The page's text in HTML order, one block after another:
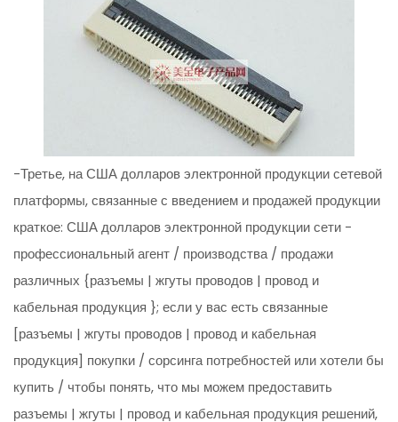
-Третье, на США долларов электронной продукции сетевой
платформы, связанные с введением и продажей продукции
краткое: США долларов электронной продукции сети -
профессиональный агент / производства / продажи
различных {разъемы | жгуты проводов | провод и
кабельная продукция }; если у вас есть связанные
[разъемы | жгуты проводов | провод и кабельная
продукция] покупки / сорсинга потребностей или хотели бы
купить / чтобы понять, что мы можем предоставить
разъемы | жгуты | провод и кабельная продукция решений,